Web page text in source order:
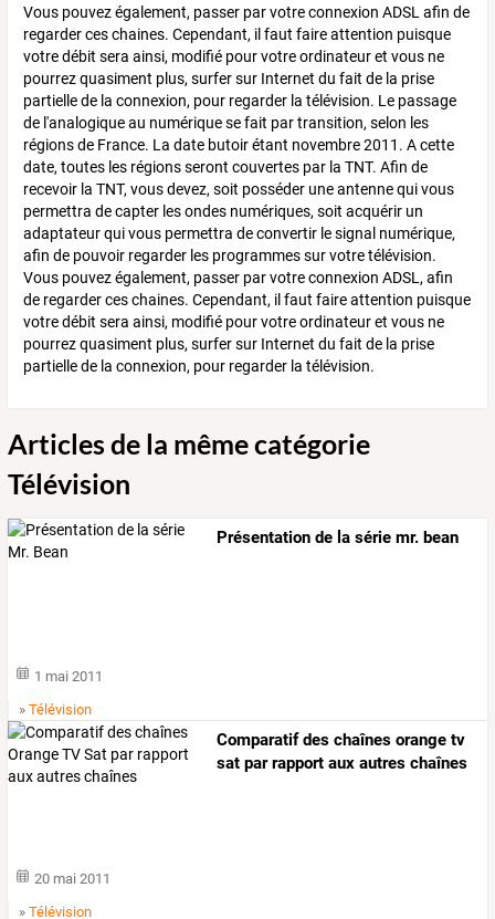
Vous pouvez également, passer par votre connexion ADSL afin de
regarder ces chaines. Cependant, il faut faire attention puisque
votre débit sera ainsi, modifié pour votre ordinateur et vous ne
pourrez quasiment plus, surfer sur Internet du fait de la prise
partielle de la connexion, pour regarder la télévision. Le passage
de l'analogique au numérique se fait par transition, selon les
régions de France. La date butoir étant novembre 2011. A cette
date, toutes les régions seront couvertes par la TNT. Afin de
recevoir la TNT, vous devez, soit posséder une antenne qui vous
permettra de capter les ondes numériques, soit acquérir un
adaptateur qui vous permettra de convertir le signal numérique,
afin de pouvoir regarder les programmes sur votre télévision.
Vous pouvez également, passer par votre connexion ADSL, afin
de regarder ces chaines. Cependant, il faut faire attention puisque
votre débit sera ainsi, modifié pour votre ordinateur et vous ne
pourrez quasiment plus, surfer sur Internet du fait de la prise
partielle de la connexion, pour regarder la télévision.
Articles de la même catégorie
Télévision
Présentation de la série mr. bean
1 mai 2011
»Télévision
Comparatif des chaînes orange tv
sat par rapport aux autres chaînes
20 mai 2011
»Télévision